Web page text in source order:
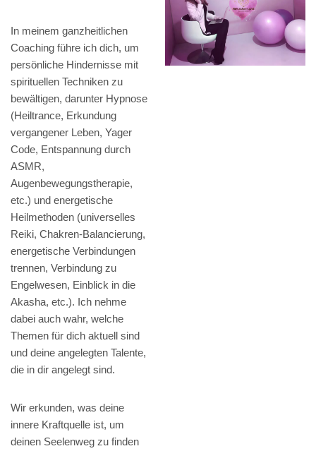
In meinem ganzheitlichen
Coaching führe ich dich, um
persönliche Hindernisse mit
spirituellen Techniken zu
bewältigen, darunter Hypnose
(Heiltrance, Erkundung
vergangener Leben, Yager
Code, Entspannung durch
ASMR,
Augenbewegungstherapie,
etc.) und energetische
Heilmethoden (universelles
Reiki, Chakren-Balancierung,
energetische Verbindungen
trennen, Verbindung zu
Engelwesen, Einblick in die
Akasha, etc.). Ich nehme
dabei auch wahr, welche
Themen für dich aktuell sind
und deine angelegten Talente,
die in dir angelegt sind.
Wir erkunden, was deine
innere Kraftquelle ist, um
deinen Seelenweg zu finden